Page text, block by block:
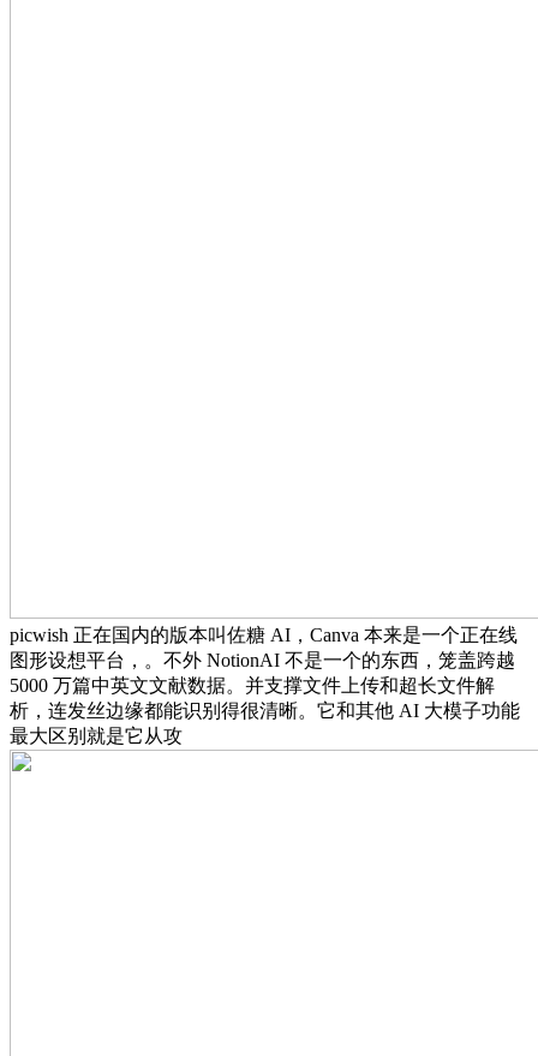
picwish 正在国内的版本叫佐糖 AI，Canva 本来是一个正在线
图形设想平台，。不外 NotionAI 不是一个的东西，笼盖跨越
5000 万篇中英文文献数据。并支撑文件上传和超长文件解
析，连发丝边缘都能识别得很清晰。它和其他 AI 大模子功能
最大区别就是它从攻